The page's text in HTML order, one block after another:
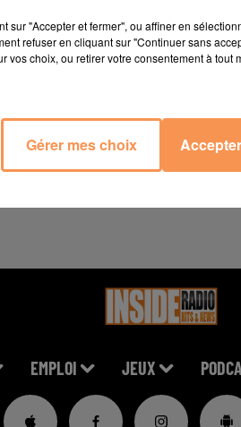
EMPLOI JEUX
sur "Accepter et fermer", ou affiner en
refuser en cliquant sur "Continuer sans
vos choix, ou retirer votre consentement à
Gérer mes choix